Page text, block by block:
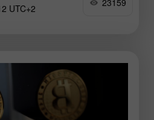
UTC+2
23159